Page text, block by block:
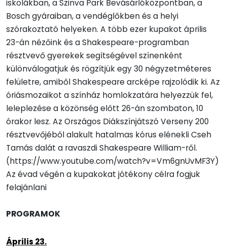
iskolákban, a Szinva Park Bevásárlóközpontban, a
Bosch gyáraiban, a vendéglőkben és a helyi
szórakoztató helyeken. A több ezer kupakot április
23-án nézőink és a Shakespeare-programban
résztvevő gyerekek segítségével színenként
különválogatjuk és rögzítjük egy 30 négyzetméteres
felületre, amiből Shakespeare arcképe rajzolódik ki. Az
óriásmozaikot a színház homlokzatára helyezzük fel,
leleplezése a közönség előtt 26-án szombaton, 10
órakor lesz. Az Országos Diákszínjátszó Verseny 200
résztvevőjéből alakult hatalmas kórus elénekli Cseh
Tamás dalát a ravaszdi Shakespeare William-ről.
(https://www.youtube.com/watch?v=Vm6gnUvMF3Y)
Az évad végén a kupakokat jótékony célra fogjuk
felajánlani
PROGRAMOK
Április 23.